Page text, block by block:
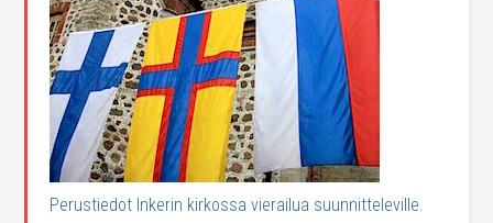
Perustiedot Inkerin kirkossa vierailua suunnitteleville.